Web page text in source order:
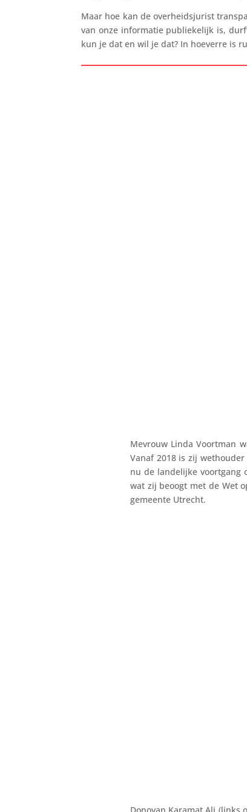
Maar hoe kan de overheidsjurist
van onze informatie publiekelijk is,
kun je dat en wil je dat? In hoeverre is
Mevrouw Linda Voortman
Vanaf 2018 is zij
nu de landelijke voortgang
wat zij beoogt met de Wet
gemeente Utrecht.
Donovan Karamat Ali (links